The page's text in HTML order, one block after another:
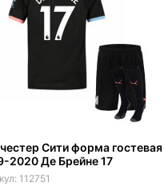
Сити форма гостевая
2020 Де Брейне 17
112751